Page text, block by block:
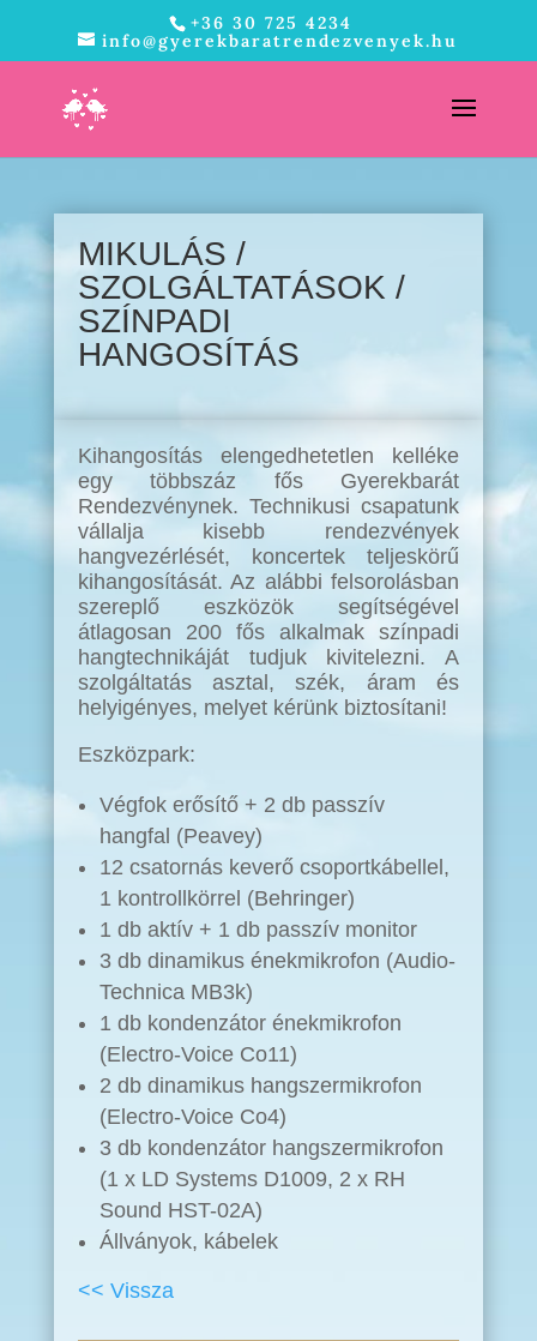
+36 30 725 4234
info@gyerekbaratrendezvenyek.hu
MIKULÁS /
SZOLGÁLTATÁSOK /
SZÍNPADI
HANGOSÍTÁS
Kihangosítás elengedhetetlen kelléke
egy többszáz fős Gyerekbarát
Rendezvénynek. Technikusi csapatunk
vállalja kisebb rendezvények
hangvezérlését, koncertek teljeskörű
kihangosítását. Az alábbi felsorolásban
szereplő eszközök segítségével
átlagosan 200 fős alkalmak színpadi
hangtechnikáját tudjuk kivitelezni. A
szolgáltatás asztal, szék, áram és
helyigényes, melyet kérünk biztosítani!
Eszközpark:
Végfok erősítő + 2 db passzív
hangfal (Peavey)
12 csatornás keverő csoportkábellel,
1 kontrollkörrel (Behringer)
1 db aktív + 1 db passzív monitor
3 db dinamikus énekmikrofon (Audio-
Technica MB3k)
1 db kondenzátor énekmikrofon
(Electro-Voice Co11)
2 db dinamikus hangszermikrofon
(Electro-Voice Co4)
3 db kondenzátor hangszermikrofon
(1 x LD Systems D1009, 2 x RH
Sound HST-02A)
Állványok, kábelek
<< Vissza